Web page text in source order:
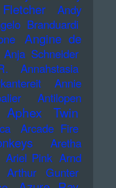
Andy
Branduardi
Angine de
Anja Schneider
Annahstasia
Annie
Antilopen
Aphex Twin
Arcade Fire
Aretha
Ariel Pink Arnd
Arthur Gunter